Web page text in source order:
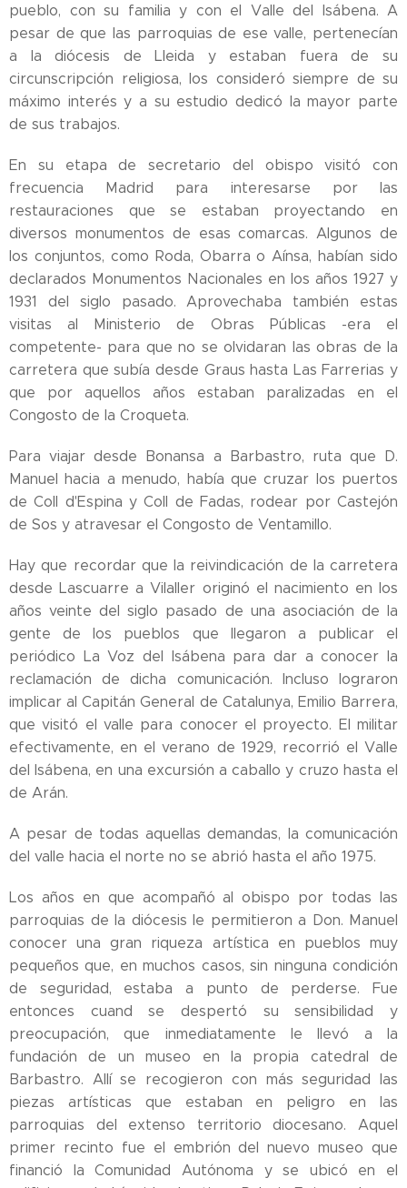
pueblo, con su familia y con el Valle del Isábena. A
pesar de que las parroquias de ese valle, pertenecían
a la diócesis de Lleida y estaban fuera de su
circunscripción religiosa, los consideró siempre de su
máximo interés y a su estudio dedicó la mayor parte
de sus trabajos.
En su etapa de secretario del obispo visitó con
frecuencia Madrid para interesarse por las
restauraciones que se estaban proyectando en
diversos monumentos de esas comarcas. Algunos de
los conjuntos, como Roda, Obarra o Aínsa, habían sido
declarados Monumentos Nacionales en los años 1927 y
1931 del siglo pasado. Aprovechaba también estas
visitas al Ministerio de Obras Públicas -era el
competente- para que no se olvidaran las obras de la
carretera que subía desde Graus hasta Las Farrerias y
que por aquellos años estaban paralizadas en el
Congosto de la Croqueta.
Para viajar desde Bonansa a Barbastro, ruta que D.
Manuel hacia a menudo, había que cruzar los puertos
de Coll d'Espina y Coll de Fadas, rodear por Castejón
de Sos y atravesar el Congosto de Ventamillo.
Hay que recordar que la reivindicación de la carretera
desde Lascuarre a Vilaller originó el nacimiento en los
años veinte del siglo pasado de una asociación de la
gente de los pueblos que llegaron a publicar el
periódico La Voz del Isábena para dar a conocer la
reclamación de dicha comunicación. Incluso lograron
implicar al Capitán General de Catalunya, Emilio Barrera,
que visitó el valle para conocer el proyecto. El militar
efectivamente, en el verano de 1929, recorrió el Valle
del Isábena, en una excursión a caballo y cruzo hasta el
de Arán.
A pesar de todas aquellas demandas, la comunicación
del valle hacia el norte no se abrió hasta el año 1975.
Los años en que acompañó al obispo por todas las
parroquias de la diócesis le permitieron a Don. Manuel
conocer una gran riqueza artística en pueblos muy
pequeños que, en muchos casos, sin ninguna condición
de seguridad, estaba a punto de perderse. Fue
entonces cuand se despertó su sensibilidad y
preocupación, que inmediatamente le llevó a la
fundación de un museo en la propia catedral de
Barbastro. Allí se recogieron con más seguridad las
piezas artísticas que estaban en peligro en las
parroquias del extenso territorio diocesano. Aquel
primer recinto fue el embrión del nuevo museo que
financió la Comunidad Autónoma y se ubicó en el